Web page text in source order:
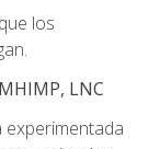
los
LNC
experimentada